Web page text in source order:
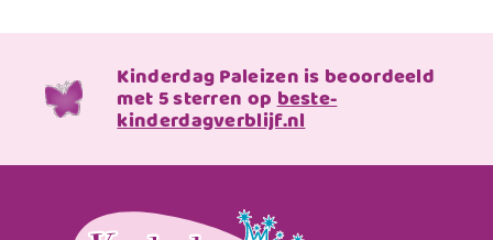
Kinderdag Paleizen is beoordeeld
met 5 sterren opbeste-
kinderdagverblijf.nl